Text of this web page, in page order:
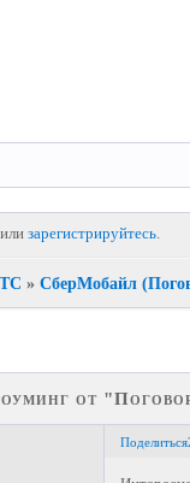
зарегистрируйтесь.
» СберМобайл
от
Поделиться